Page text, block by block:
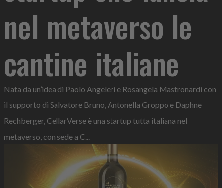
nel metaverso le
cantine italiane
Nata da un’idea di Paolo Angeleri e Rosangela Mastronardi con
il supporto di Salvatore Bruno, Antonella Groppo e Daphne
Rechberger, CellarVerse è una startup tutta italiana nel
metaverso, con sede a C...